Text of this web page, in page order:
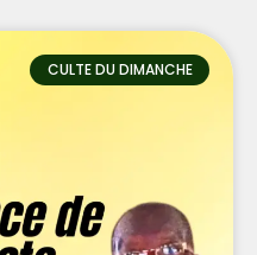
CULTE DU DIMANCHE